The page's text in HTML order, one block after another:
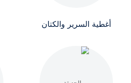
أغطية السرير والكتان